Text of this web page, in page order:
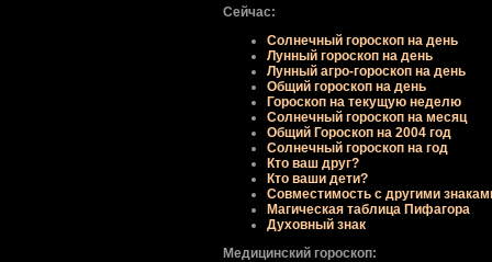
Сейчас:
Солнечный гороскоп на день
Лунный гороскоп на день
Лунный агро-гороскоп на день
Общий гороскоп на день
Гороскоп на текущую неделю
Солнечный гороскоп на месяц
Общий Гороскоп на 2004 год
Солнечный гороскоп на год
Кто ваш друг?
Кто ваши дети?
Совместимость с другими
Магическая таблица Пифагора
Духовный знак
Медицинский гороскоп: